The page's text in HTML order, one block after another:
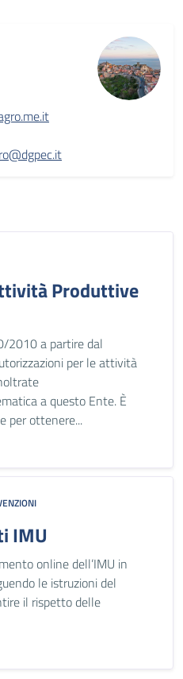
Produttive
2010 a partire dal
per le attività
a questo Ente. È
per ottenere...
IMU
online dell’IMU in
le istruzioni del
il rispetto delle